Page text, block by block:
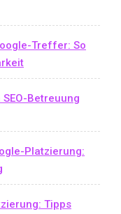
Treffer: So
Betreuung
Platzierung:
Tipps